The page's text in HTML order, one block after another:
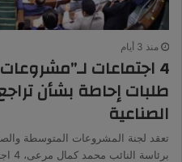
منذ 3 أيام
طلبات إحاطة بشأن
الصناعية
تعقد لجنة المشروعات المتوسطة
برئاسة النائب محمد كمال مرعى، 4 اجتماعات على مدار الأسبوع المقبل…